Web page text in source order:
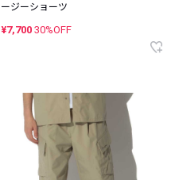
ージーショーツ
¥7,700 30%OFF